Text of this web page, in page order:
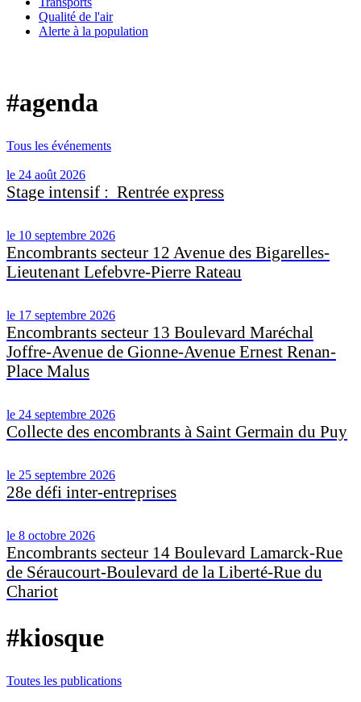
Qualité de l'air
Alerte à la population
#agenda
Tous les événements
le 24 août 2026
Stage intensif : Rentrée express
le 10 septembre 2026
Encombrants secteur 12 Avenue des Bigarelles-
Lieutenant Lefebvre-Pierre Rateau
le 17 septembre 2026
Encombrants secteur 13 Boulevard Maréchal
Joffre-Avenue de Gionne-Avenue Ernest Renan-
Place Malus
le 24 septembre 2026
Collecte des encombrants à Saint Germain du Puy
le 25 septembre 2026
28e défi inter-entreprises
le 8 octobre 2026
Encombrants secteur 14 Boulevard Lamarck-Rue
de Séraucourt-Boulevard de la Liberté-Rue du
Chariot
#kiosque
Toutes les publications